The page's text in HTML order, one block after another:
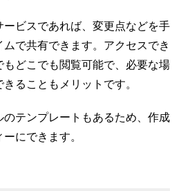
ービスであれば、変更点などを手
で共有できます。アクセスでき
もどこでも閲覧可能で、必要な場
ることもメリットです。
のテンプレートもあるため、作成
にできます。